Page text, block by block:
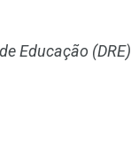
Educação (DRE)